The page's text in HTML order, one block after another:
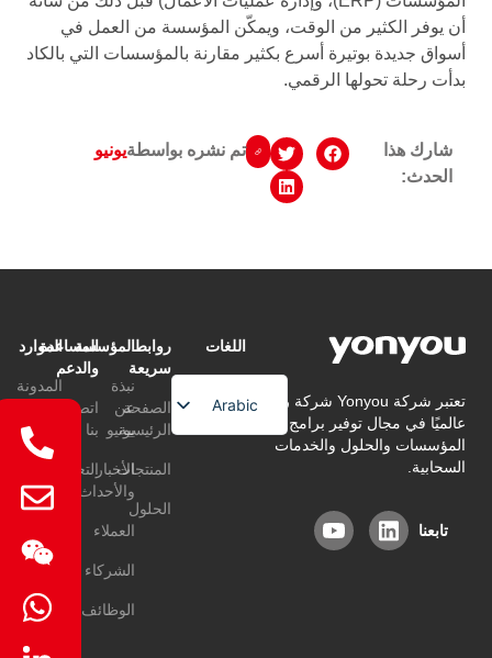
أن يوفر الكثير من الوقت، ويمكّن المؤسسة من العمل في
أسواق جديدة بوتيرة أسرع بكثير مقارنة بالمؤسسات التي بالكاد
بدأت رحلة تحولها الرقمي.
شارك هذا
الحدث:
تم نشره بواسطةيونيو
تعتبر شركة Yonyou شركة رائدة
عالميًا في مجال توفير برامج إدارة
المؤسسات والحلول والخدمات
السحابية.
تابعنا
اللغات
Arabic
English
روابط
سريعة
الصفحة
الرئيسية
المنتجات
الحلول
المؤسسة
نبذة
عن
يونيو
الأخبار
والأحداث
العملاء
الشركاء
الوظائف
المساعدة
والدعم
اتصل
بنا
التعليمات
الموارد
المدونة
التعليمات